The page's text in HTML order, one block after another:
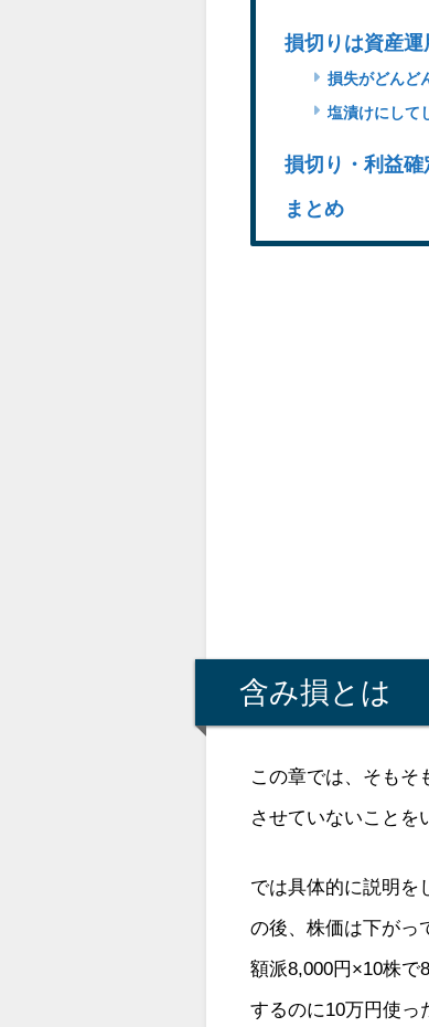
損切りは資産
損失がどんど
塩漬けにして
損切り・利益
まとめ
含み損とは
この章では、そもそ
させていないことを
では具体的に説明を
の後、株価は下がっ
額派8,000円×10株で
するのに10万円使っ